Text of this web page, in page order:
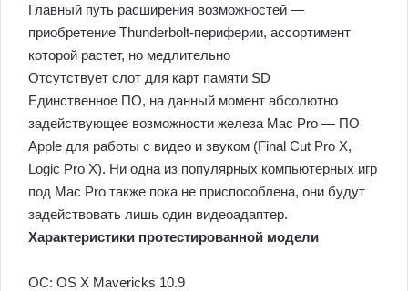
Главный путь расширения возможностей —
приобретение Thunderbolt-периферии, ассортимент
которой растет, но медлительно
Отсутствует слот для карт памяти SD
Единственное ПО, на данный момент абсолютно
задействующее возможности железа Mac Pro — ПО
Apple для работы с видео и звуком (Final Cut Pro X,
Logic Pro X). Ни одна из популярных компьютерных игр
под Mac Pro также пока не приспособлена, они будут
задействовать лишь один видеоадаптер.
Характеристики протестированной модели
ОС: OS X Mavericks 10.9